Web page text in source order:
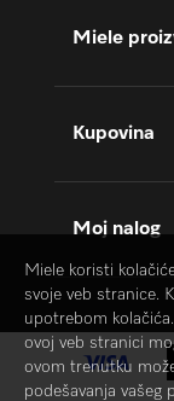
Miele
Kupovina
Moj nalog
Miele koristi
svoje veb stranice.
upotrebom
ovoj veb stranici
ovom trenutku
podešavanja vašeg